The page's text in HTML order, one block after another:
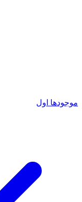
موجودها اول